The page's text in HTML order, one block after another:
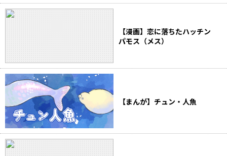
【漫画】恋に落ちたハッチン
パモス（メス）
【まんが】チュン・人魚